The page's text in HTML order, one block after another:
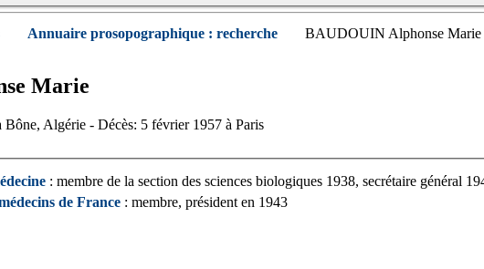
Annuaire prosopographique : recherche BAUDOUIN Alphonse Marie
Marie
Bône, Algérie - Décès: 5 février 1957 à Paris
: membre de la section des sciences biologiques 1938, secrétaire général
de France : membre, président en 1943